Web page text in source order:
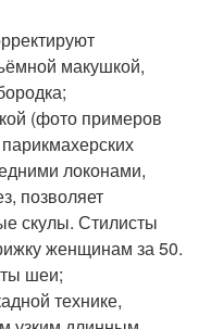
макушкой,
(фото примеров
локонами,
позволяет
скулы. Стилисты
женщинам за 50.
шеи;
технике,